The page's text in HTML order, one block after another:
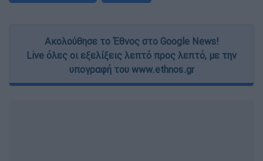
Ακολούθησε το Έθνος στο Google News!
Live όλες οι εξελίξεις λεπτό προς λεπτό, με την
υπογραφή του www.ethnos.gr